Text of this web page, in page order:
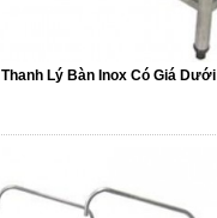
Thanh Lý Bàn Inox Có Giá Dưới